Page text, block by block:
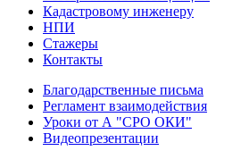
Кадастровому инженеру
НПИ
Стажеры
Контакты
Благодарственные письма
Регламент взаимодействия
Уроки от А "СРО ОКИ"
Видеопрезентации